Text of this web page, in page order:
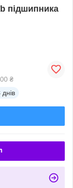
підшипника
₴
днів